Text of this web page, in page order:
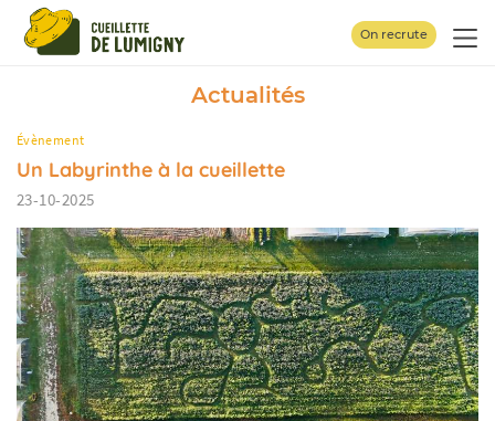
On recrute
Actualités
Évènement
Un Labyrinthe à la cueillette
23-10-2025
Panneau de gestion des cookies